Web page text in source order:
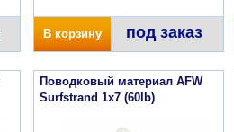
В корзину под заказ
Поводковый материал AFW
Surfstrand 1x7 (60lb)